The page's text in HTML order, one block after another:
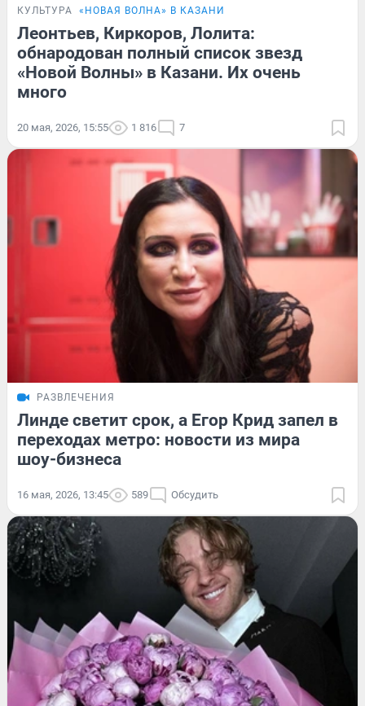
КУЛЬТУРА «НОВАЯ ВОЛНА» В КАЗАНИ
Леонтьев, Киркоров, Лолита:
обнародован полный список звезд
«Новой Волны» в Казани. Их очень
много
20 мая, 2026, 15:55 1 816 7
РАЗВЛЕЧЕНИЯ
Линде светит срок, а Егор Крид запел в
переходах метро: новости из мира
шоу-бизнеса
16 мая, 2026, 13:45 589 Обсудить